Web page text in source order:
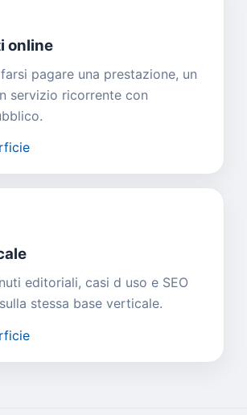
online
pagare una prestazione, un
servizio ricorrente con
editoriali, casi d uso e SEO
stessa base verticale.